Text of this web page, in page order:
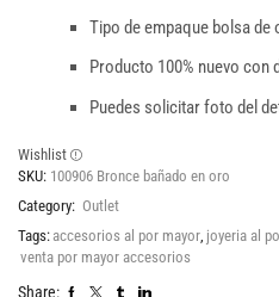
Tipo de empaque bolsa de
Producto 100% nuevo con
Puedes solicitar foto del
Wishlist
SKU: 100906 Bronce bañado en oro
Category: Outlet
Tags: accesorios al por mayor, joyeria al
venta por mayor accesorios
Share: